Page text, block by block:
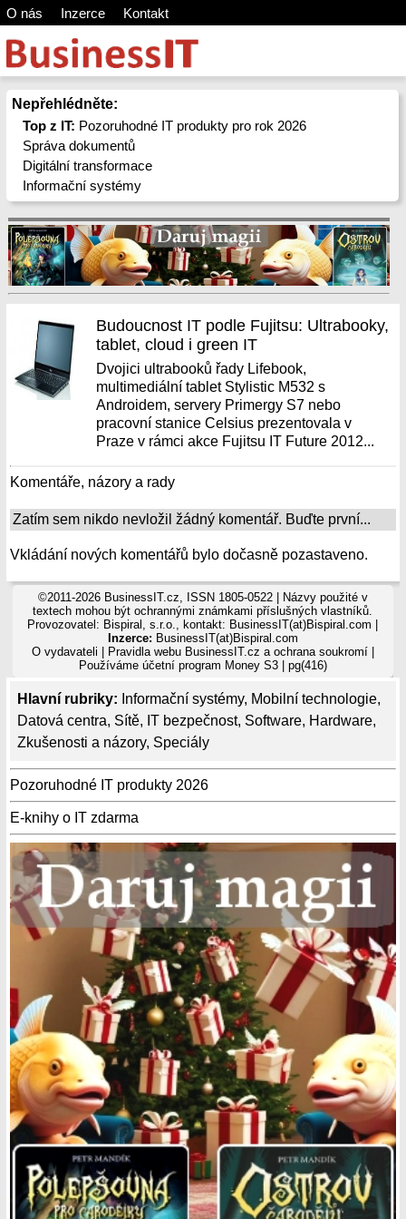
O nás Inzerce Kontakt
Nepřehlédněte:
Top z IT: Pozoruhodné IT produkty pro rok 2026
Správa dokumentů
Digitální transformace
Informační systémy
Hlavní rubriky: Informační systémy, Mobilní technologie,
Datová centra, Sítě, IT bezpečnost, Software, Hardware,
Zkušenosti a názory, Speciály
Pozoruhodné IT produkty 2026
E-knihy o IT zdarma
Budoucnost IT podle Fujitsu: Ultrabooky,
tablet, cloud i green IT
Dvojici ultrabooků řady Lifebook,
multimediální tablet Stylistic M532 s
Androidem, servery Primergy S7 nebo
pracovní stanice Celsius prezentovala v
Praze v rámci akce Fujitsu IT Future 2012...
Komentáře, názory a rady
Zatím sem nikdo nevložil žádný komentář. Buďte první...
Vkládání nových komentářů bylo dočasně pozastaveno.
©2011-2026 BusinessIT.cz, ISSN 1805-0522 | Názvy použité v
textech mohou být ochrannými známkami příslušných vlastníků.
Provozovatel: Bispiral, s.r.o., kontakt: BusinessIT(at)Bispiral.com |
Inzerce: BusinessIT(at)Bispiral.com
O vydavateli
Pravidla webu BusinessIT.cz a ochrana soukromí|
Používáme účetní program Money S3| pg(416)